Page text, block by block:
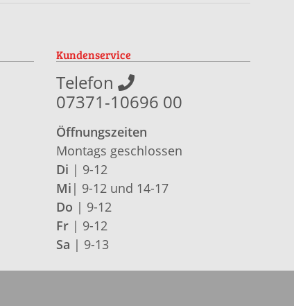
Kundenservice
Telefon
07371-10696 00
Öffnungszeiten
Montags geschlossen
Di | 9-12
Mi | 9-12 und 14-17
Do | 9-12
Fr| 9-12
Sa | 9-13